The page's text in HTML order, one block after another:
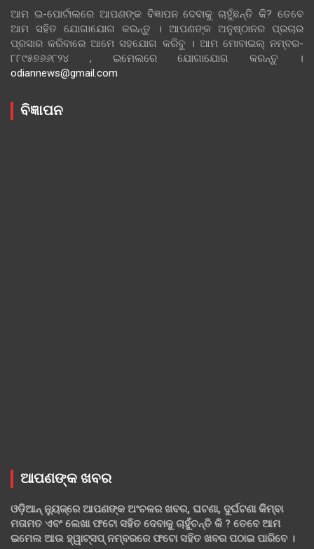
ଆମ ଇ-ପୋର୍ଟାଲରେ ଆପଣଙ୍କ ବିଜ୍ଞାପନ ଦେବାକୁ ଚାହୁଁଛନ୍ତି କି? ତେବେ
ଆମ ସହିତ ଯୋଗାଯୋଗ କରନ୍ତୁ । ଆପଣଙ୍କ ଅନୁଷ୍ଠାନର ପ୍ରଚାର
ପ୍ରସାର କରିବାରେ ଆମେ ସହଯୋଗ କରିବୁ । ଆମ ମୋବାଇଲ୍ ନମ୍ବର-
୮୮୯୫୭୬୬୮୨୪ , ଇମେଲରେ ଯୋଗାଯୋଗ କରନ୍ତୁ ।
odiannews@gmail.com
ବିଜ୍ଞାପନ
ଆପଣଙ୍କ ଖବର
ଓଡ଼ିଆନ୍ ନ୍ୟୁଜ୍‌ରେ ଆପଣଙ୍କ ଅଂଚଳର ଖବର, ଘଟଣା, ଦୁର୍ଘଟଣା କିମ୍ବା
ମତାମତ ଏବଂ ଲେଖା ଫଟୋ ସହିତ ଦେବାକୁ ଚାହୁଁଚନ୍ତି କି ? ତେବେ ଆମ
ଇମେଲ ଆଉ ହ୍ୱାଟ୍‌ସପ୍ ନମ୍ବରରେ ଫଟୋ ସହିତ ଖବର ପଠାଇ ପାରିବେ ।